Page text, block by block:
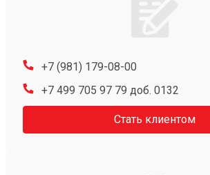
+7 (981) 179-08-00
+7 499 705 97 79 доб. 0132
Стать клиентом